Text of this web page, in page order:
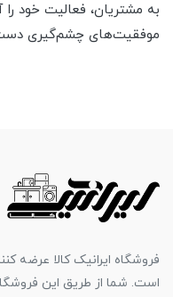
به مشتریان، فعالیت خود را
موفقیت‌های چشم‌گیری
فروشگاه ایرانیک کالا عرضه
است. شما از طریق این